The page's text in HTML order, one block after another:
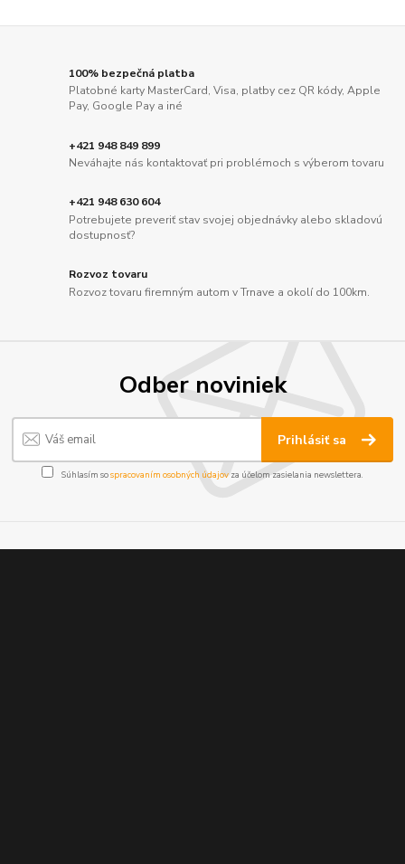
100% bezpečná platba
Platobné karty MasterCard, Visa, platby cez QR kódy, Apple
Pay, Google Pay a iné
+421 948 849 899
Neváhajte nás kontaktovať pri problémoch s výberom tovaru
+421 948 630 604
Potrebujete preveriť stav svojej objednávky alebo skladovú
dostupnosť?
Rozvoz tovaru
Rozvoz tovaru firemným autom v Trnave a okolí do 100km.
Odber noviniek
Prihlásiť sa
Súhlasím sospracovaním osobných údajov za účelom zasielania newslettera.